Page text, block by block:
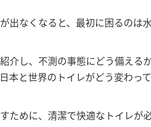
なくなると、最初に困るのは
し、不測の事態にどう備える
と世界のトイレがどう変わっ
ために、清潔で快適なトイレが